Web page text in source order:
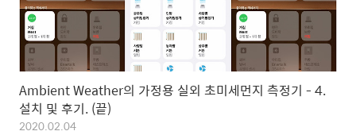
Ambient Weather의 가정용 실외 초미세먼지 측정기 - 4.
설치 및 후기. (끝)
2020.02.04